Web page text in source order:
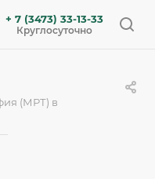
+ 7 (3473) 33-13-33
Круглосуточно
(МРТ) в